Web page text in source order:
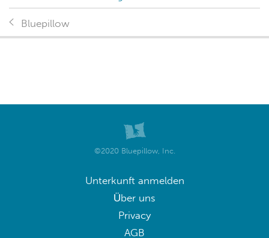
B&B und Ferienwohnungen Cattenom
B&B und Ferienwohnungen Lothringen
B&B und Ferienwohnungen Frankreich